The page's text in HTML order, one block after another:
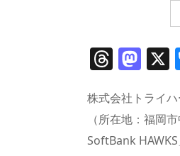
T
h
re
a
d
M
a
st
o
d
株式会社トライ
（所在地：福岡
SoftBank